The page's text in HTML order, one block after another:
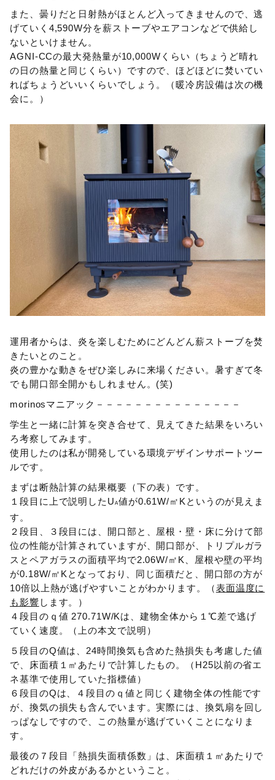
また、曇りだと日射熱がほとんど入ってきませんので、逃
げていく4,590W分を薪ストーブやエアコンなどで供給し
ないといけません。
AGNI-CCの最大発熱量が10,000Wくらい（ちょうど晴れ
の日の熱量と同じくらい）ですので、ほどほどに焚いてい
ればちょうどいいくらいでしょう。（暖冷房設備は次の機
会に。）
運用者からは、炎を楽しむためにどんどん薪ストーブを焚
きたいとのこと。
炎の豊かな動きをぜひ楽しみに来場ください。暑すぎて冬
でも開口部全開かもしれません。(笑)
morinosマニアック－－－－－－－－－－－－－－－
学生と一緒に計算を突き合せて、見えてきた結果をいろい
ろ考察してみます。
使用したのは私が開発している環境デザインサポートツー
ルです。
まずは断熱計算の結果概要（下の表）です。
１段目に上で説明したU A値が0.61W/㎡Kというのが見えま
す。
２段目、３段目には、開口部と、屋根・壁・床に分けて部
位の性能が計算されていますが、開口部が、トリプルガラ
スとペアガラスの面積平均で2.06W/㎡K、屋根や壁の平均
が0.18W/㎡Kとなっており、同じ面積だと、開口部の方が
10倍以上熱が逃げやすいことがわかります。（表面温度に
も影響 します。）
４段目のｑ値 270.71W/Kは、建物全体から１℃差で逃げ
ていく速度。（上の本文で説明）
５段目のQ値は、24時間換気も含めた熱損失も考慮した値
で、床面積１㎡あたりで計算したもの。（H25以前の省エ
ネ基準で使用していた指標値）
６段目のQは、４段目のｑ値と同じく建物全体の性能です
が、換気の損失も含んでいます。実際には、換気扇を回し
っぱなしですので、この熱量が逃げていくことになりま
す。
最後の７段目「熱損失面積係数」は、床面積１㎡あたりで
どれだけの外皮があるかということ。